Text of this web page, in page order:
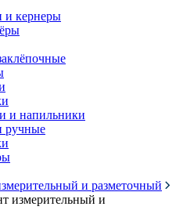
и кернеры
и напильники
ручные
и разметочный
измерительный и